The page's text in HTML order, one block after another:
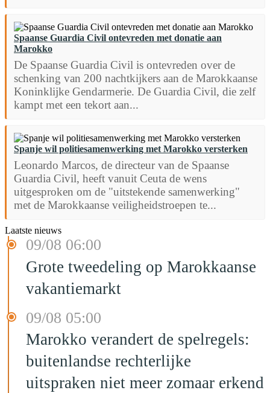
Spaanse Guardia Civil ontevreden met donatie aan
Marokko
De Spaanse Guardia Civil is ontevreden over de
schenking van 200 nachtkijkers aan de Marokkaanse
Koninklijke Gendarmerie. De Guardia Civil, die zelf
kampt met een tekort aan...
Spanje wil politiesamenwerking met Marokko versterken
Leonardo Marcos, de directeur van de Spaanse
Guardia Civil, heeft vanuit Ceuta de wens
uitgesproken om de "uitstekende samenwerking"
met de Marokkaanse veiligheidstroepen te...
Laatste nieuws
09/08 06:00
Grote tweedeling op Marokkaanse
vakantiemarkt
09/08 05:00
Marokko verandert de spelregels:
buitenlandse rechterlijke
uitspraken niet meer zomaar erkend